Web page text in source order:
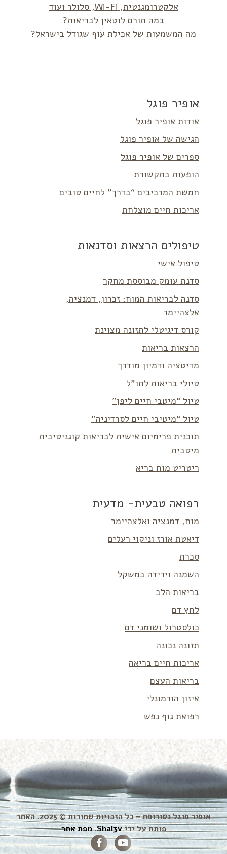
אלקטרומגנטית, Wi-Fi, סלולר ועוד
במה תורם לוטאין לבריאות?
מה המשמעות של אכילת עוף שגודל בישראל?
אופיר פוגל
אודות אופיר פוגל
הגישה של אופיר פוגל
ספרים של אופיר פוגל
הופעות בתקשורת
חמשת המרכיבים “בדרך” לחיים טובים
אריכות חיים מוצלחת
טיפולים הרצאות וסדנאות
טיפול אישי
סדנת עומק מבוססת מחקר
סדנה לבריאות המוח: זכרון, דמנציה,
אלצהיימר
קורס דיגיטלי לתזונה מצוינת
הרצאות בריאות
מדיטציה ודמיון מודרך
טיולי בריאות לחו”ל
טיול “מיטבי חיים ליפן”
טיול “מיטיבי חיים לסרדיניה”
תוכנית פרימיום אישית לבריאות קוגניטיבית
מיטבית
ריטריט מוח בריא
רפואה טבעית- מדעית
מוח, דמנציה ואלצהיימר
דיאטת אורז וניקוי רעלים
סכרת
השמנה וירידה במשקל
בריאות הלב
לחץ דם
כולסטרול ושומני דם
תזונה נכונה
אריכות חיים בריאה
בריאות העצם
איזון הורמונלי
רפואת גוף נפש
אופיר פוגל נטורופת – כל הזכויות שמורות © 2025. האתר
פותח על ידיShal3v
.מפת אתר